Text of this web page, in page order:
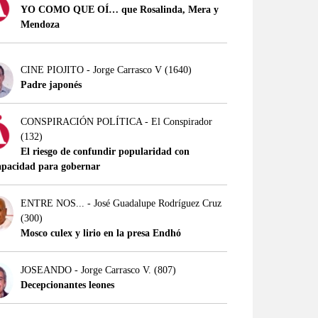
YO COMO QUE OÍ… que Rosalinda, Mera y
Mendoza
CINE PIOJITO - Jorge Carrasco V (1640)
Padre japonés
CONSPIRACIÓN POLÍTICA - El Conspirador
(132)
El riesgo de confundir popularidad con
para gobernar
ENTRE NOS... - José Guadalupe Rodríguez Cruz
(300)
Mosco culex y lirio en la presa Endhó
JOSEANDO - Jorge Carrasco V. (807)
Decepcionantes leones